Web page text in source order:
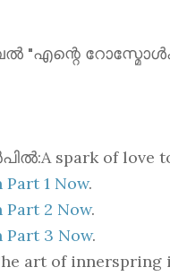
spark of love to
1 Now.
2 Now.
Part 3 Now.
of innerspring